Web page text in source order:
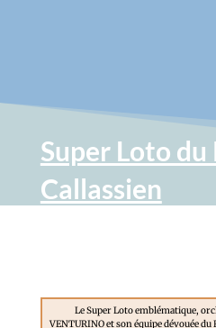
Super Loto du
Callassien
Le Super Loto emblématique,
VENTURINO et son équipe dévouée